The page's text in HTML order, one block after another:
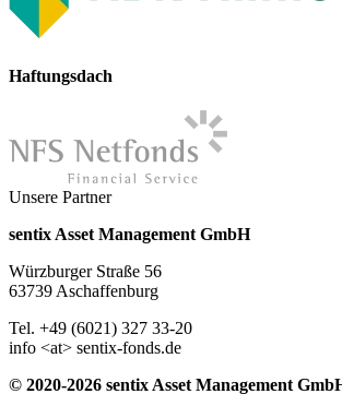
Haftungsdach
Unsere Partner
sentix Asset Management GmbH
Würzburger Straße 56
63739 Aschaffenburg
Tel. +49 (6021) 327 33-20
info <at> sentix-fonds.de
© 2020-2026 sentix Asset Management